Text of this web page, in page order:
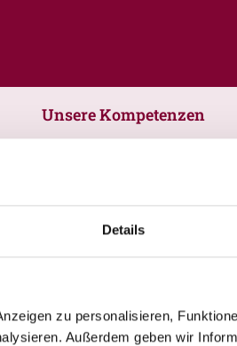
Details
zu personalisieren,
Außerdem geben wir
Unsere Kompetenzen